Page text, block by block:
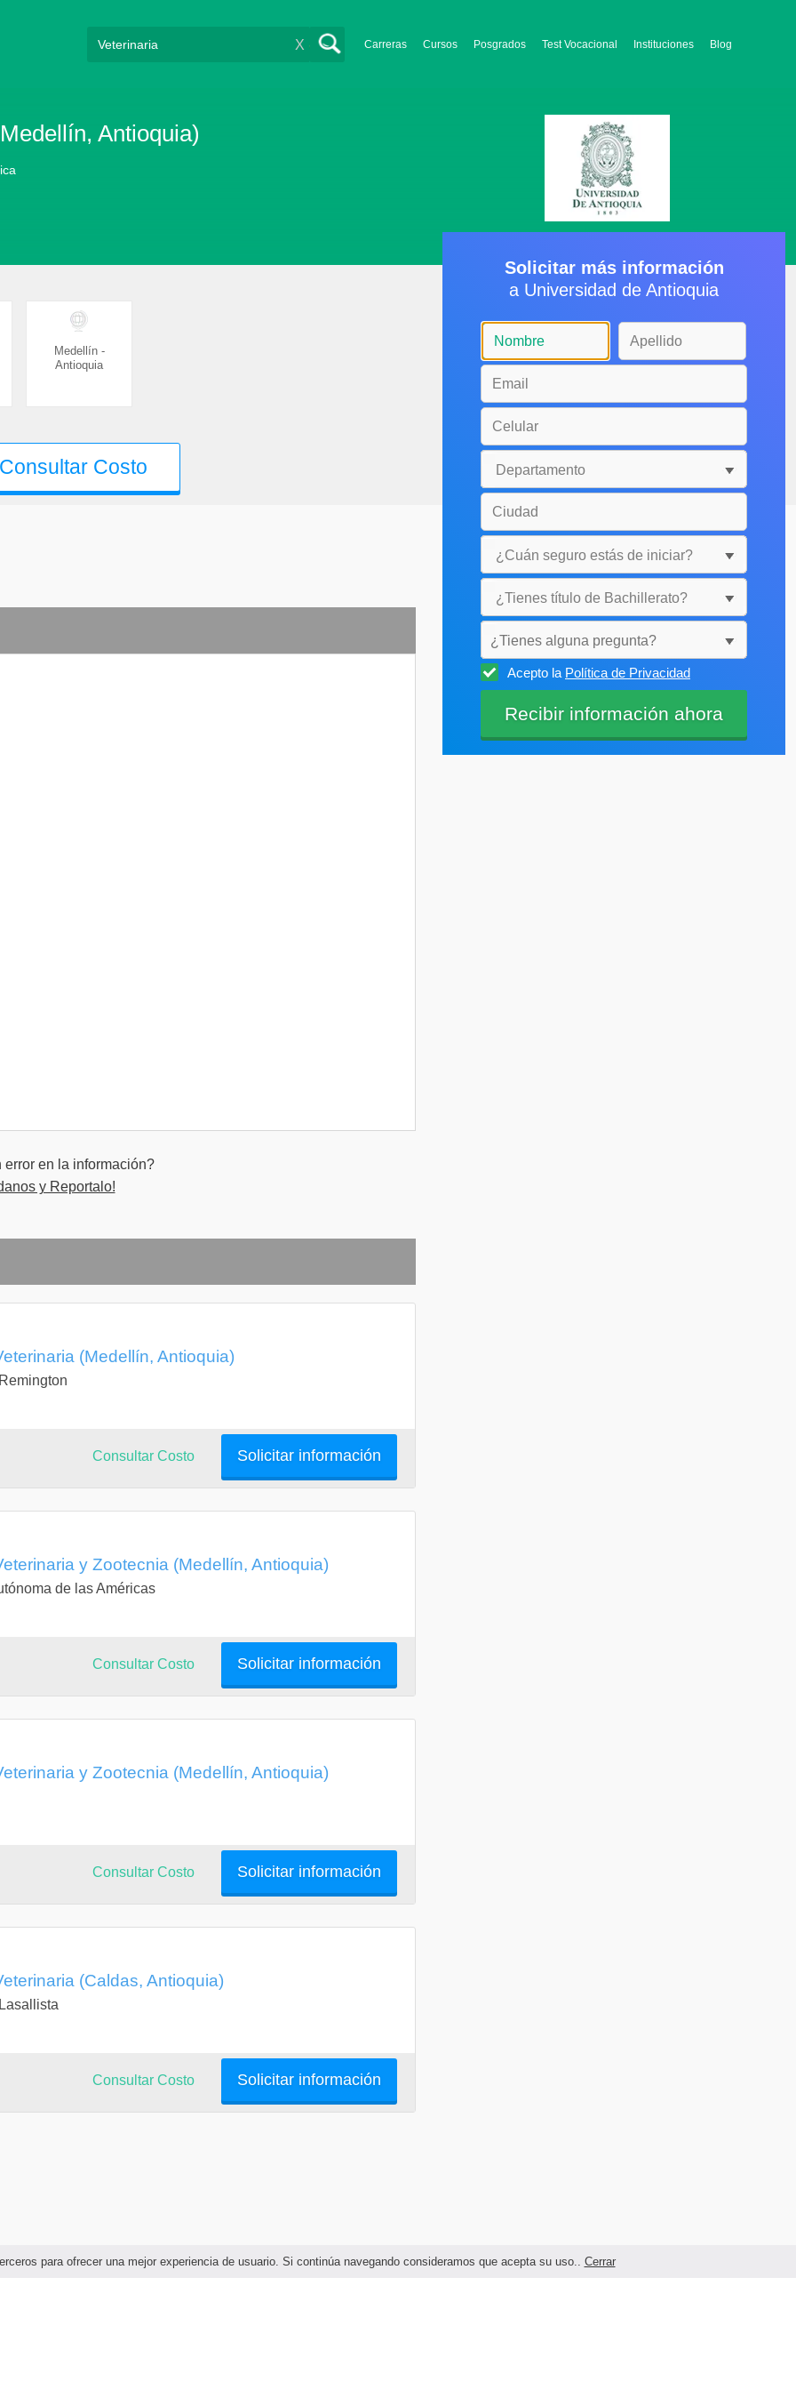
para ofrecer una mejor experiencia de usuario. Si continúa navegando consideramos que acepta su uso.. Cerrar
Carreras Cursos Posgrados Test Vocacional Instituciones Blog
X
Antioquia)
Medellín -
Antioquia
Consultar Costo
error en la información?
y Reportalo!
(Medellín, Antioquia)
Solicitar información
Consultar Costo
y Zootecnia (Medellín, Antioquia)
de las Américas
Solicitar información
Consultar Costo
y Zootecnia (Medellín, Antioquia)
Solicitar información
Consultar Costo
(Caldas, Antioquia)
Solicitar información
Consultar Costo
Solicitar más información
a Universidad de Antioquia
¿Tienes alguna pregunta?
Selecciónala
Acepto la Política de Privacidad